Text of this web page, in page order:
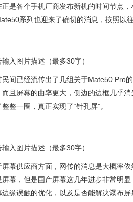
正是各个手机厂商发布新机的时间节点
系列也迎来了确切的消息，按照以
输入图片描述（最多30字）
民间已经流传出了几组关于Mate50 Pro
而且屏幕的曲率更大，侧边的边框几乎
整一圈，真正实现了“针孔屏”。
输入图片描述（最多30字）
屏幕供应商方面，网传的消息是大概率
屏幕，但是国产屏幕这几年进步非常明
边缘误触的优化，以及是否能解决瀑布屏